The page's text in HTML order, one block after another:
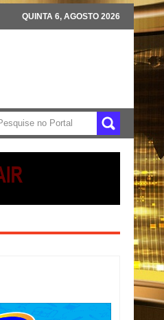
QUINTA 6, AGOSTO 2026